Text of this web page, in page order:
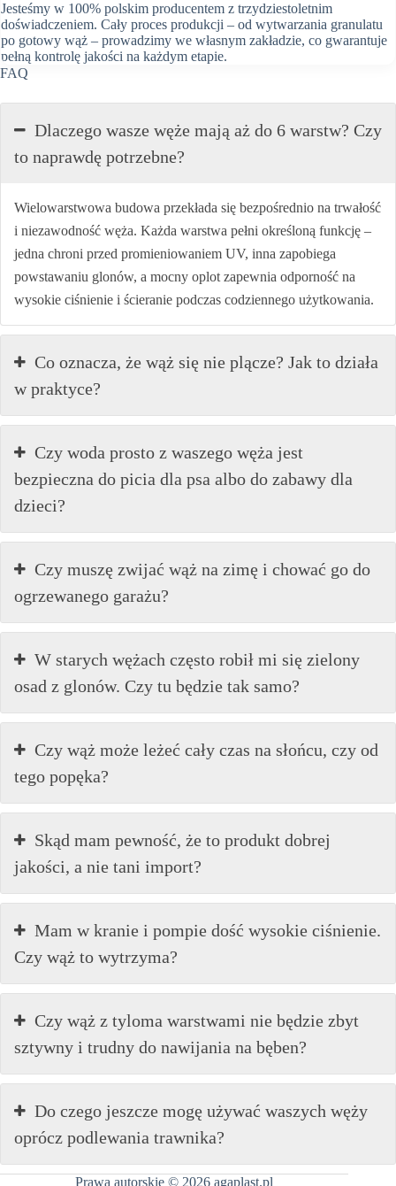
Jesteśmy w 100% polskim producentem z trzydziestoletnim
doświadczeniem. Cały proces produkcji – od wytwarzania granulatu
po gotowy wąż – prowadzimy we własnym zakładzie, co gwarantuje
pełną kontrolę jakości na każdym etapie.
FAQ
Dlaczego wasze węże mają aż do 6 warstw? Czy
to naprawdę potrzebne?
Wielowarstwowa budowa przekłada się bezpośrednio na trwałość
i niezawodność węża. Każda warstwa pełni określoną funkcję –
jedna chroni przed promieniowaniem UV, inna zapobiega
powstawaniu glonów, a mocny oplot zapewnia odporność na
wysokie ciśnienie i ścieranie podczas codziennego użytkowania.
Co oznacza, że wąż się nie plącze? Jak to działa
w praktyce?
Czy woda prosto z waszego węża jest
bezpieczna do picia dla psa albo do zabawy dla
dzieci?
Czy muszę zwijać wąż na zimę i chować go do
ogrzewanego garażu?
W starych wężach często robił mi się zielony
osad z glonów. Czy tu będzie tak samo?
Czy wąż może leżeć cały czas na słońcu, czy od
tego popęka?
Skąd mam pewność, że to produkt dobrej
jakości, a nie tani import?
Mam w kranie i pompie dość wysokie ciśnienie.
Czy wąż to wytrzyma?
Czy wąż z tyloma warstwami nie będzie zbyt
sztywny i trudny do nawijania na bęben?
Do czego jeszcze mogę używać waszych węży
oprócz podlewania trawnika?
Prawa autorskie © 2026 agaplast.pl